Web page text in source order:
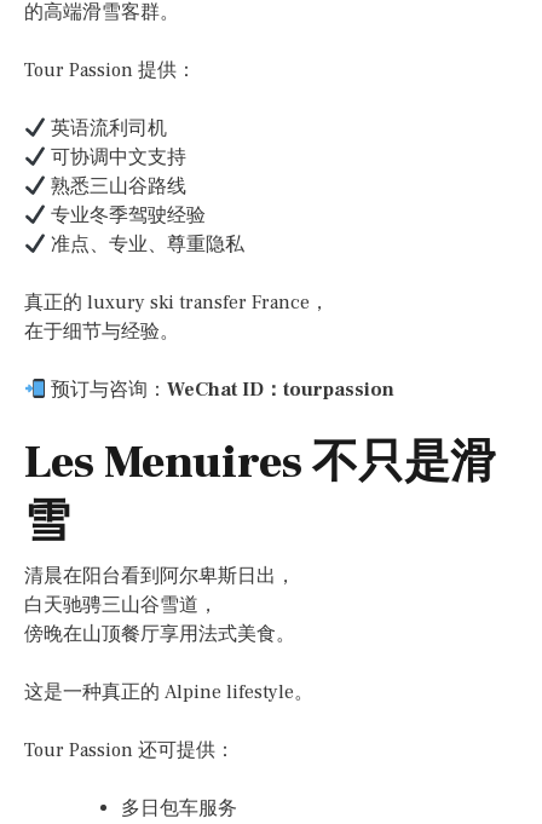
的高端滑雪客群。
Tour Passion 提供：
英语流利司机
可协调中文支持
熟悉三山谷路线
专业冬季驾驶经验
准点、专业、尊重隐私
真正的 luxury ski transfer France，
在于细节与经验。
预订与咨询：WeChat ID：tourpassion
Les Menuires 不只是滑
雪
清晨在阳台看到阿尔卑斯日出，
白天驰骋三山谷雪道，
傍晚在山顶餐厅享用法式美食。
这是一种真正的 Alpine lifestyle。
Tour Passion 还可提供：
多日包车服务